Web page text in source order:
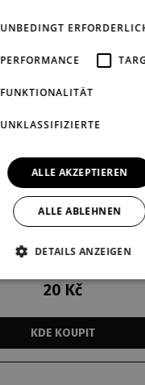
20 Kč
KDE KOUPIT
UNBEDINGT
PERFORMANCE
FUNKTIONALITÄT
UNKLASSIFIZIERTE
ALLE AKZEPTIEREN
ALLE ABLEHNEN
DETAILS ANZEIGEN